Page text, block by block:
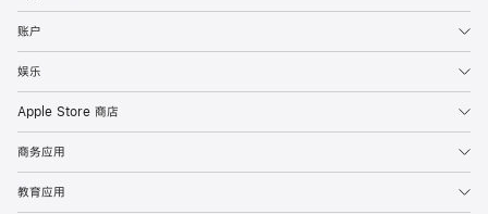
账户
娱乐
Apple Store 商店
商务应用
教育应用